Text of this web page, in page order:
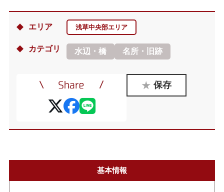
エリア 浅草中央部エリア
カテゴリ 水辺・橋 名所・旧跡
保存
基本情報